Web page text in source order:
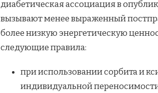
диабетическая ассоциация в
вызывают менее выраженный
более низкую энергетическую
следующие правила:
при использовании сорбита и
индивидуальной